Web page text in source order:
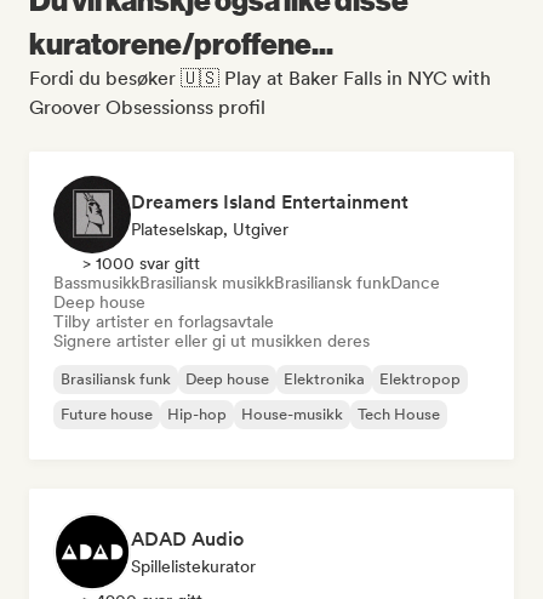
kuratorene/proffene...
Fordi du besøker 🇺🇸 Play at Baker Falls in NYC with
Groover Obsessionss profil
Dreamers Island Entertainment
Plateselskap, Utgiver
> 1000 svar gitt
BassmusikkBrasiliansk musikkBrasiliansk funkDance
Deep house
Tilby artister en forlagsavtale
Signere artister eller gi ut musikken deres
Brasiliansk funk Deep house Elektronika
Elektropop
Future house
Hip-hop House-musikk Tech House
ADAD Audio
Spillelistekurator